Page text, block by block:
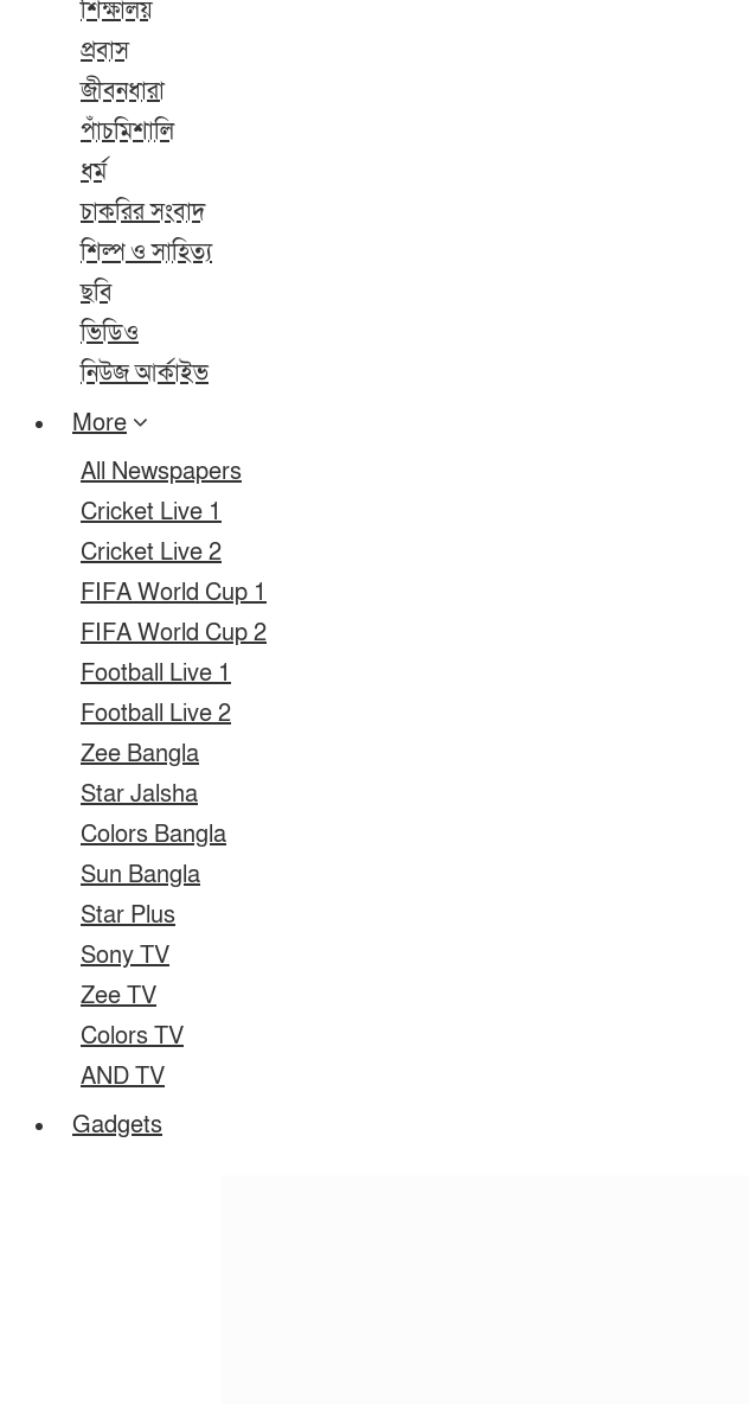
শিক্ষালয়
প্রবাস
জীবনধারা
পাঁচমিশালি
ধর্ম
চাকরির সংবাদ
শিল্প ও সাহিত্য
ছবি
ভিডিও
নিউজ আর্কাইভ
More
All Newspapers
Cricket Live 1
Cricket Live 2
FIFA World Cup 1
FIFA World Cup 2
Football Live 1
Football Live 2
Zee Bangla
Star Jalsha
Colors Bangla
Sun Bangla
Star Plus
Sony TV
Zee TV
Colors TV
AND TV
Gadgets